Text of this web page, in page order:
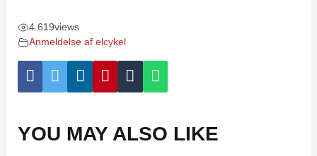
4.619views
Anmeldelse af elcykel
YOU MAY ALSO LIKE